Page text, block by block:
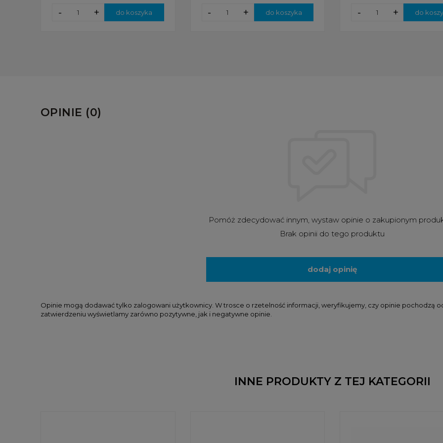
+
- do koszyka +
- do koszyka +
- do
OPINIE (0)
Pomóż zdecydować innym, wystaw opinie o zakupionym
Brak opinii do tego produktu
dodaj opinię
Opinie mogą dodawać tylko zalogowani użytkownicy. W trosce o rzetelność informacji, weryfikujemy, czy opinie pochodzą
zatwierdzeniu wyświetlamy zarówno pozytywne, jak i negatywne opinie.
INNE PRODUKTY Z TEJ KATEGORII